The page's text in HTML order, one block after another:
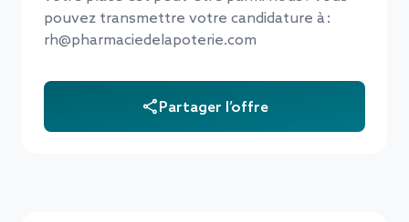
pouvez transmettre votre candidature à :
rh@pharmaciedelapoterie.com
Partager l’offre